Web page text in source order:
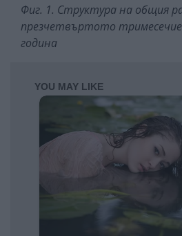
Фиг. 1. Структура на общия
презчетвъртото
година